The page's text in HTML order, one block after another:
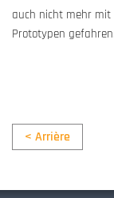
auch nicht mehr mit
Prototypen gefahren.
< Arrière